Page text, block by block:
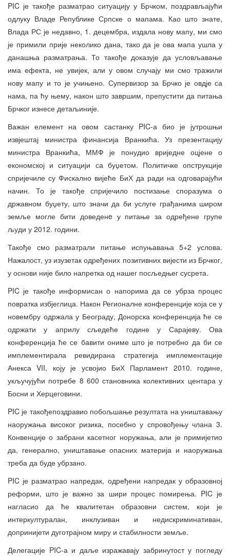
PIC је такође разматрао ситуацију у Брчком, поздрављајући
одлуку Владе Републике Српске о мапама. Као што знате,
Влада РС је недавно, 1. децембра, издала нову мапу, ми смо
је примили прије неколико дана, тако да је ова мапа ушла у
данашња разматрања. То такође доказује да условљавање
има ефекта, не увијек, али у овом случају ми смо тражили
нову мапу и то је учињено. Супервизор за Брчко је овдје са
нама, па ћу њему, након што завршим, препустити да питања
Брчког изнесе детаљиније.
Важан елемент на овом састанку PIC-а био је јутрошњи
извјештај министра финансија Вранкића. Уз презентацију
министра Вранкића, ММФ је понудио вриједне оцјене о
економској и ситуацији са буџетом. Политичке опструкције
спријечиле су Фискално вијеће БиХ да ради на одговарајући
начин. То је такође спријечило постизање споразума о
државном буџету, што значи да би услуге грађанима широм
земље могле бити доведенe у питање за одређене групе
људи у 2012. години.
Такође смо разматрали питање испуњавања 5+2 услова.
Нажалост, уз изузетак одређених позитивних вијести из Брчког,
у основи није било напретка од нашег посљедњег сусрета.
PIC је такође информисан о напорима да се убрза процес
повратка избјеглица. Након Регионалне конференције која се у
новембру одржала у Београду, Донорска конференција ће се
одржати у априлу сљедеће године у Сарајеву. Ова
конференција ће се бавити ониме што је потребно да би се
имплементирала ревидирана стратегија имплементације
Анекса VII, коју је усвојио БиХ Парламент 2010. године,
укључујући потребе 8 600 становника колективних центара у
Босни и Херцеговини.
PIC је такођепоздравио побољшање резултата на уништавању
наоружања високог ризика, посебно у спровођењу члана 3.
Конвенције о забрани касетног норужања, али је примијетио
да, генерално, уништавање опасних материја и наоружања
треба да буде убрзано.
PIC је разматрао напредак, одређени напредак у образовној
реформи, што је важно за шири процес помирења. PIC је
нагласио да ће квалитетан образовни систем, који је
интеркултуралан, инклузиван и недискриминативан,
допринијети дуготрајном миру и стабилности земље.
Делегације PIC-а и даље изражавају забринутост у погледу